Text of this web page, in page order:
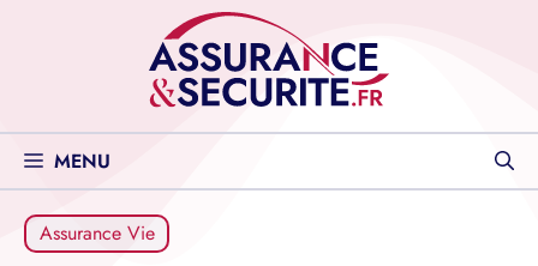
MENU
Assurance Vie